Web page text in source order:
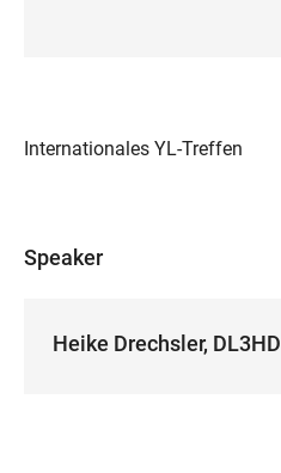
Internationales YL-Treffen
Speaker
Heike Drechsler, DL3HD